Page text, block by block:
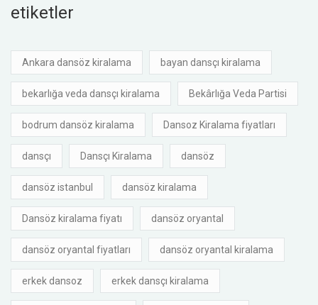
etiketler
Ankara dansöz kiralama bayan dansçı kiralama
bekarlığa veda dansçı kiralama Bekârlığa Veda Partisi
bodrum dansöz kiralama Dansoz Kiralama fiyatları
dansçı Dansçı Kiralama dansöz
dansöz istanbul dansöz kiralama
Dansöz kiralama fiyatı dansöz oryantal
dansöz oryantal fiyatları dansöz oryantal kiralama
erkek dansoz erkek dansçı kiralama